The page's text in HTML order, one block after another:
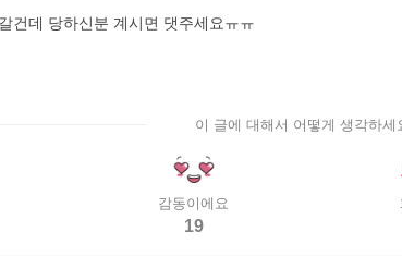
건데 당하신분 계시면 댓주세요ㅠㅠ
이 글에 대해서 어떻게 생각하세
감동이에요
19